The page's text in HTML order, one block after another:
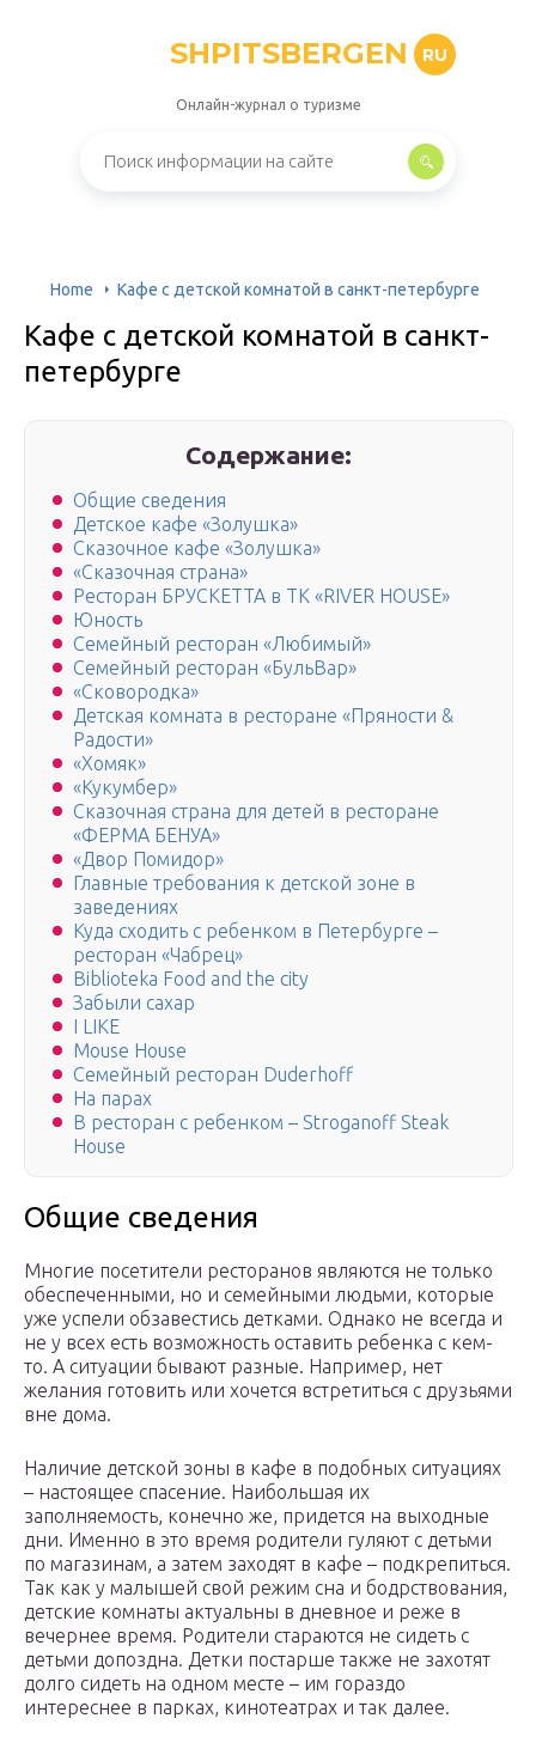
SHPITSBERGEN RU
Онлайн-журнал о туризме
Home Кафе с детской комнатой в санкт-петербурге
Кафе с детской комнатой в санкт-
петербурге
Содержание:
Общие сведения
Детское кафе «Золушка»
Сказочное кафе «Золушка»
«Сказочная страна»
Ресторан БРУСКЕТТА в ТК «RIVER HOUSE»
Юность
Семейный ресторан «Любимый»
Семейный ресторан «БульВар»
«Сковородка»
Детская комната в ресторане «Пряности &
Радости»
«Хомяк»
«Кукумбер»
Сказочная страна для детей в ресторане
«ФЕРМА БЕНУА»
«Двор Помидор»
Главные требования к детской зоне в
заведениях
Куда сходить с ребенком в Петербурге –
ресторан «Чабрец»
Biblioteka Food and the city
Забыли сахар
I LIKE
Mouse House
Семейный ресторан Duderhoff
На парах
В ресторан с ребенком – Stroganoff Steak
House
Общие сведения
Многие посетители ресторанов являются не только
обеспеченными, но и семейными людьми, которые
уже успели обзавестись детками. Однако не всегда и
не у всех есть возможность оставить ребенка с кем-
то. А ситуации бывают разные. Например, нет
желания готовить или хочется встретиться с друзьями
вне дома.
Наличие детской зоны в кафе в подобных ситуациях
– настоящее спасение. Наибольшая их
заполняемость, конечно же, придется на выходные
дни. Именно в это время родители гуляют с детьми
по магазинам, а затем заходят в кафе – подкрепиться.
Так как у малышей свой режим сна и бодрствования,
детские комнаты актуальны в дневное и реже в
вечернее время. Родители стараются не сидеть с
детьми допоздна. Детки постарше также не захотят
долго сидеть на одном месте – им гораздо
интереснее в парках, кинотеатрах и так далее.